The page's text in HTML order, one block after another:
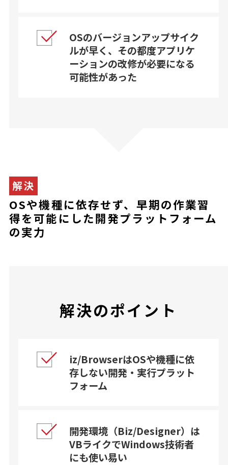
OSのバージョンアップサイク
ルが早く、その都度アプリケ
ーションの改修が必要になる
可能性があった
解決
OSや機種に依存せず、早期の作業習
得を可能にした開発プラットフォーム
の実力
解決のポイント
iz/BrowserはOSや機種に依
存しない開発・実行プラット
フォーム
開発環境（Biz/Designer）は
VBライクでWindows技術者
にも使い易い